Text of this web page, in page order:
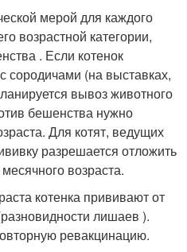
мерой для каждого
возрастной категории,
. Если котенок
сородичами (на выставках,
вывоз животного
бешенства нужно
Для котят, ведущих
разрешается отложить
возраста.
котенка прививают от
лишаев ).
ревакцинацию.